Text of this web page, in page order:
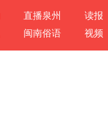
直播泉州 读报
闽南俗语 视频